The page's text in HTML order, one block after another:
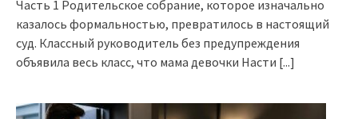
Часть 1 Родительское собрание, которое изначально
казалось формальностью, превратилось в настоящий
суд. Классный руководитель без предупреждения
объявила весь класс, что мама девочки Насти [...]